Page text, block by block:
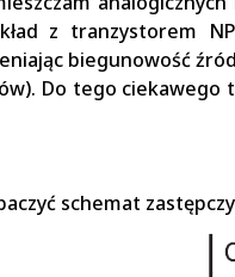
z tranzystorem
biegunowość
Do tego ciekawego
schemat